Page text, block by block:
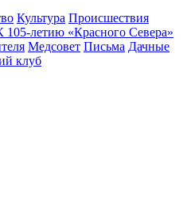
Культура Происшествия
105-летию «Красного Севера»
Медсовет Письма Дачные
клуб